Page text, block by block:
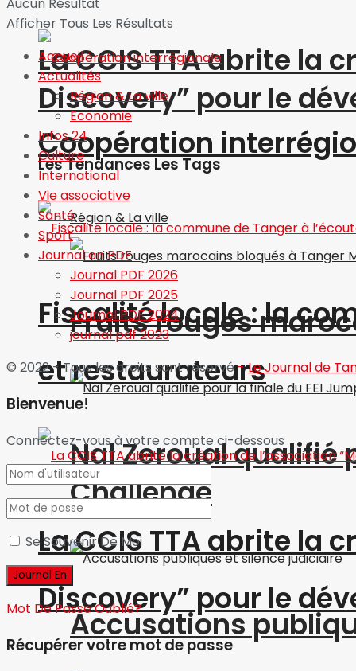
La CCIS TTA abrite la
Discovery” pour le
Les Tendances Les Tags
Région & La ville
Fruits rouges
Nal Zeroual qualifié
Challenge
Accusations
Coopération
Fiscalité locale : la
et restaurateurs
La CCIS TTA abrite la
Discovery” pour le
Aucun Résultat
Afficher Tous Les Résultats
Accueil
Actualités
Région & La ville
Economie
Infos 24
Culture
International
Vie associative
Santé
Sport
Journal en PDF
Journal PDF 2026
Journal PDF 2025
Journal PDF 2024
journal pdf 2023
© 2022 - Tous les droits sont réservé-Le Journal de
Bienvenue!
Connectez-vous à votre compte ci-dessous
Se Souvenir De Moi
Mot De Passe Oublié?
Récupérer votre mot de passe